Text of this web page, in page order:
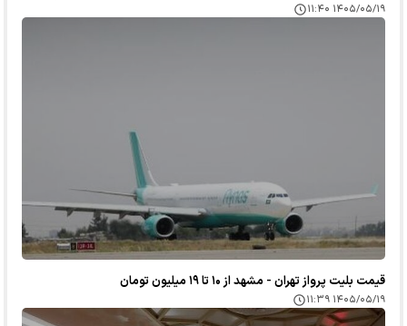
۱۴۰۵/۰۵/۱۹ ۱۱:۴۰
قیمت بلیت پرواز تهران - مشهد از ۱۰ تا ۱۹ میلیون تومان
۱۴۰۵/۰۵/۱۹ ۱۱:۳۹